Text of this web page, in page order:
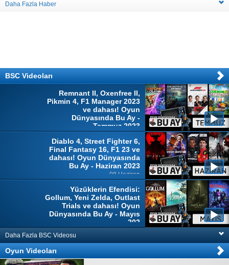
Daha Fazla Haber
BSC Videoları
Remnant II, Oxenfree II,
Pikmin 4, F1 Manager 2023
ve dahası! Oyun
Dünyasında Bu Ay -
Temmuz 2023
Diablo 4, Street Fighter 6,
Final Fantasy 16, F1 23 ve
dahası! Oyun Dünyasında
Bu Ay - Haziran 2023
08 Haziran
Yüzüklerin Efendisi:
Gollum, Yeni Zelda, Outlast
Trials ve dahası! Oyun
Dünyasında Bu Ay - Mayıs
202
Daha Fazla BSC Videosu
Oyun Videoları